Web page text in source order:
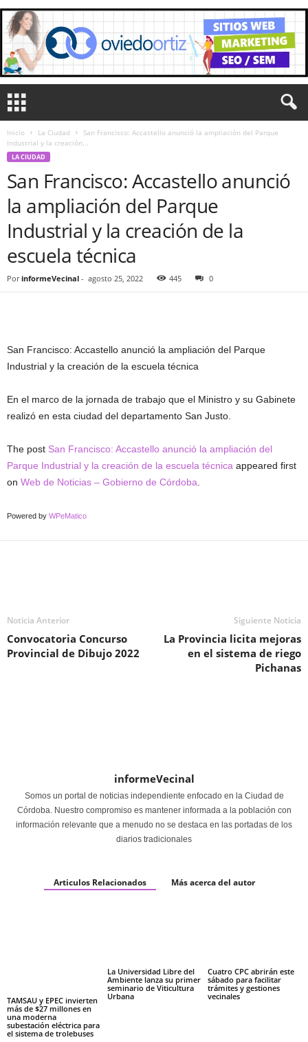
Inicio La Ciudad
San Francisco: Accastello anunció la ampliación del Parque
Industrial y la creación...
LA CIUDAD
San Francisco: Accastello anunció
la ampliación del Parque
Industrial y la creación de la
escuela técnica
Por informeVecinal - agosto 25, 2022 445 0
San Francisco: Accastello anunció la ampliación del Parque
Industrial y la creación de la escuela técnica
En el marco de la jornada de trabajo que el Ministro y su Gabinete
realizó en esta ciudad del departamento San Justo.
The post San Francisco: Accastello anunció la ampliación del
Parque Industrial y la creación de la escuela técnica appeared first
on Web de Noticias – Gobierno de Córdoba
Powered by WPeMatico
Noticia Anterior
Convocatoria Concurso
Provincial de Dibujo 2022
Siguiente Noticia
La Provincia licita mejoras
en el sistema de riego
Pichanas
informeVecinal
Somos un portal de noticias independiente enfocado en la Ciudad de
Córdoba. Nuestro compromiso es mantener informada a la población con
información relevante que a menudo no se destaca en las portadas de los
diarios tradicionales
Articulos Relacionados Más acerca del autor
TAMSAU y EPEC invierten
más de $27 millones en
una moderna
subestación eléctrica para
el sistema de trolebuses
La Universidad Libre del
Ambiente lanza su primer
seminario de Viticultura
Urbana
Cuatro CPC abrirán este
sábado para facilitar
trámites y gestiones
vecinales